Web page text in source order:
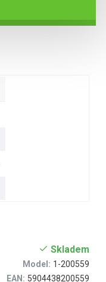
Skladem
Model: 1-200559
EAN: 5904438200559